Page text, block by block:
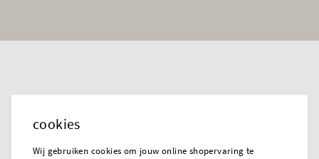
cookies
Wij gebruiken cookies om jouw online shopervaring te